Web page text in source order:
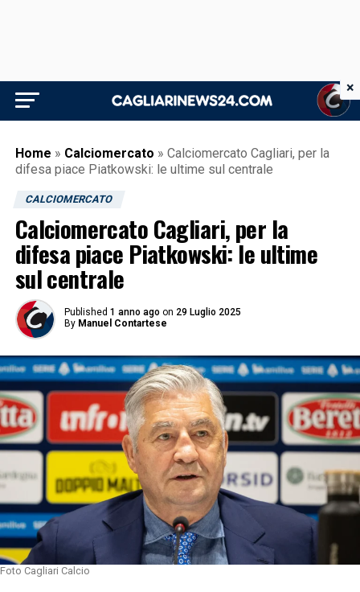
Home » Calciomercato » Calciomercato Cagliari, per la
difesa piace Piatkowski: le ultime sul centrale
CALCIOMERCATO
Calciomercato Cagliari, per la
difesa piace Piatkowski: le ultime
sul centrale
Published 1 anno ago on 29 Luglio 2025
By Manuel Contartese
Foto Cagliari Calcio
×